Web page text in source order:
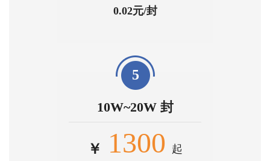
0.02元/封
5
10W~20W 封
￥ 1300 起